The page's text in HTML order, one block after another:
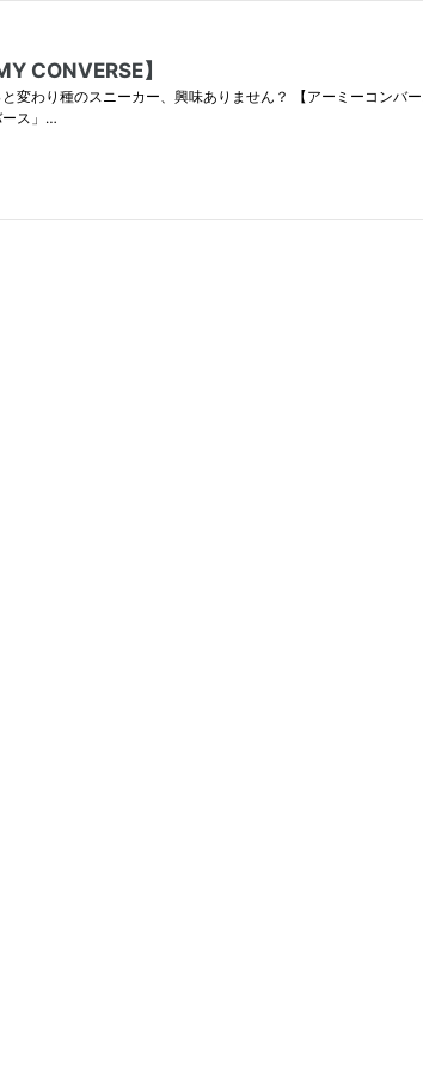
CONVERSE】
わり種のスニーカー、興味ありません？ 【アーミーコンバ
ース」…